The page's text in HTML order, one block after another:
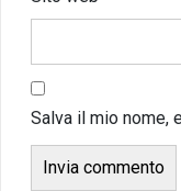
Salva il mio nome,